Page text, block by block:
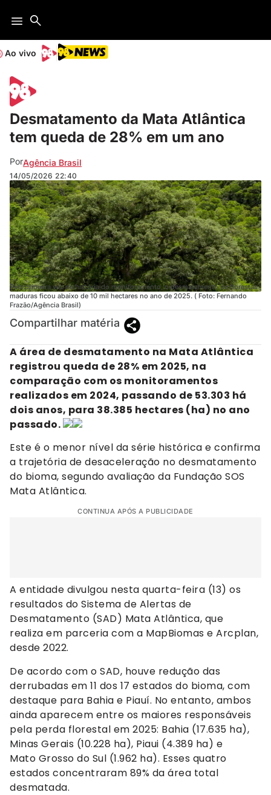
Ao vivo
Desmatamento da Mata Atlântica
tem queda de 28% em um ano
PorAgência Brasil
14/05/2026 22:40
Pela primeira vez na história do monitoramento, o desmatamento de florestas
maduras ficou abaixo de 10 mil hectares no ano de 2025. ( Foto: Fernando
Frazão/Agência Brasil)
Compartilhar matéria
A área de desmatamento na Mata Atlântica
registrou queda de 28% em 2025, na
comparação com os monitoramentos
realizados em 2024, passando de 53.303 há
dois anos, para 38.385 hectares (ha) no ano
passado.
Este é o menor nível da série histórica e confirma
a trajetória de desaceleração no desmatamento
do bioma, segundo avaliação da Fundação SOS
Mata Atlântica.
CONTINUA APÓS A PUBLICIDADE
A entidade divulgou nesta quarta-feira (13) os
resultados do Sistema de Alertas de
Desmatamento (SAD) Mata Atlântica, que
realiza em parceria com a MapBiomas e Arcplan,
desde 2022.
De acordo com o SAD, houve redução das
derrubadas em 11 dos 17 estados do bioma, com
destaque para Bahia e Piauí. No entanto, ambos
ainda aparecem entre os maiores responsáveis
pela perda florestal em 2025: Bahia (17.635 ha),
Minas Gerais (10.228 ha), Piaui (4.389 ha) e
Mato Grosso do Sul (1.962 ha). Esses quatro
estados concentraram 89% da área total
desmatada.